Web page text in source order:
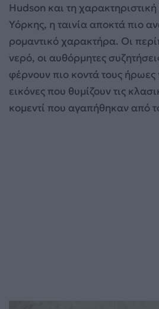
Hudson και τη
Υόρκης, η ταινία αποκτά πιο
ρομαντικό χαρακτήρα. Οι
νερό, οι αυθόρμητες
φέρνουν πιο κοντά τους
εικόνες που θυμίζουν τις
κομεντί που αγαπήθηκαν από